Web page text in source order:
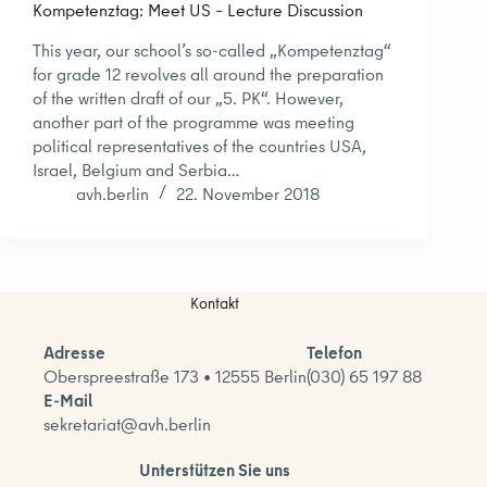
Kompetenztag: Meet US – Lecture Discussion
This year, our school’s so-called „Kompetenztag“
for grade 12 revolves all around the preparation
of the written draft of our „5. PK“. However,
another part of the programme was meeting
political representatives of the countries USA,
Israel, Belgium and Serbia…
avh.berlin
22. November 2018
Kontakt
Adresse
Oberspreestraße 173 • 12555 Berlin
Telefon
(030) 65 197 88
E-Mail
sekretariat@avh.berlin
Unterstützen Sie uns